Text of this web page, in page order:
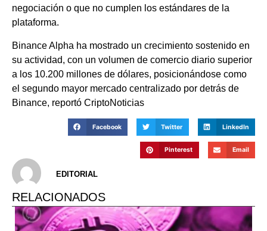
negociación o que no cumplen los estándares de la
plataforma.
Binance Alpha ha mostrado un crecimiento sostenido en
su actividad, con un volumen de comercio diario superior
a los 10.200 millones de dólares, posicionándose como
el segundo mayor mercado centralizado por detrás de
Binance, reportó CriptoNoticias
Facebook Twitter LinkedIn
Pinterest Email
EDITORIAL
RELACIONADOS